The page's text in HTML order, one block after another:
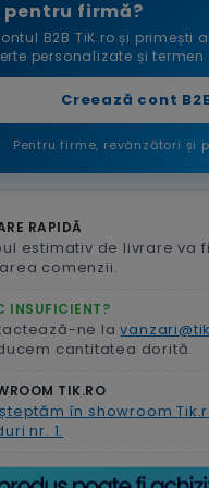
pentru firmă?
B2B TiK.ro și primești
personalizate și
Creează cont
Pentru firme, revânzători și
RAPIDĂ
estimativ de livrare va
comenzii.
INSUFICIENT?
ne la
cantitatea dorită.
TIK.RO
în showroom
nr. 1.